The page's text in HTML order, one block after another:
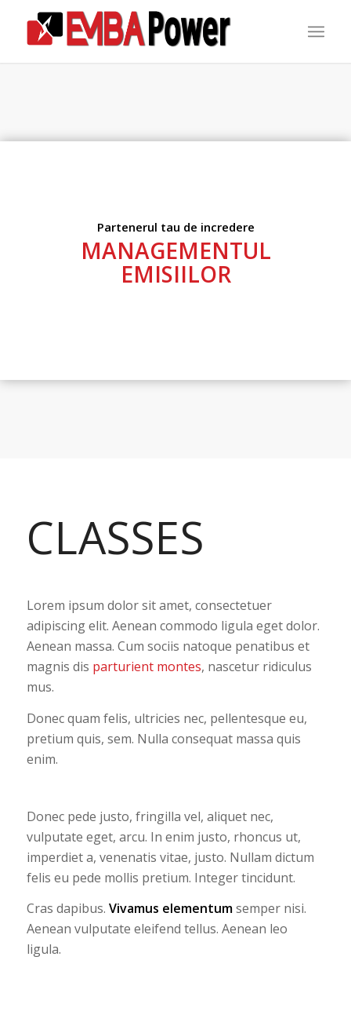
Partenerul tau de incredere
MANAGEMENTUL
EMISIILOR
CLASSES
Lorem ipsum dolor sit amet, consectetuer
adipiscing elit. Aenean commodo ligula eget dolor.
Aenean massa. Cum sociis natoque penatibus et
magnis dis parturient montes, nascetur ridiculus
mus.
Donec quam felis, ultricies nec, pellentesque eu,
pretium quis, sem. Nulla consequat massa quis
enim.
Donec pede justo, fringilla vel, aliquet nec,
vulputate eget, arcu. In enim justo, rhoncus ut,
imperdiet a, venenatis vitae, justo. Nullam dictum
felis eu pede mollis pretium. Integer tincidunt.
Cras dapibus. Vivamus elementumsemper nisi.
Aenean vulputate eleifend tellus. Aenean leo
ligula.